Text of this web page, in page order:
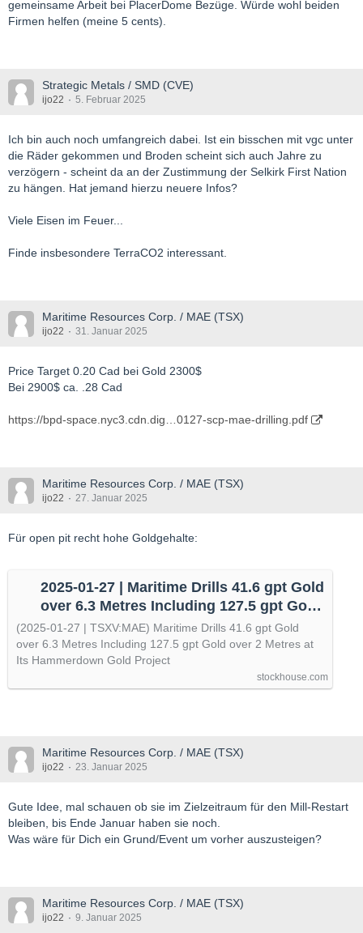
gemeinsame Arbeit bei PlacerDome Bezüge. Würde wohl beiden
Firmen helfen (meine 5 cents).
Strategic Metals / SMD (CVE)
ijo22 5. Februar 2025
Ich bin auch noch umfangreich dabei. Ist ein bisschen mit vgc unter
die Räder gekommen und Broden scheint sich auch Jahre zu
verzögern - scheint da an der Zustimmung der Selkirk First Nation
zu hängen. Hat jemand hierzu neuere Infos?
Viele Eisen im Feuer...
Finde insbesondere TerraCO2 interessant.
Maritime Resources Corp. / MAE (TSX)
ijo22 31. Januar 2025
Price Target 0.20 Cad bei Gold 2300$
Bei 2900$ ca. .28 Cad
https://bpd-space.nyc3.cdn.dig…0127-scp-mae-drilling.pdf
Maritime Resources Corp. / MAE (TSX)
ijo22 27. Januar 2025
Für open pit recht hohe Goldgehalte:
2025-01-27 | Maritime Drills 41.6 gpt Gold
over 6.3 Metres Including 127.5 gpt Gold
over 2 Metres at Its Hammerdown Gold
Project | TSXV:MAE | Press Release
(2025-01-27 | TSXV:MAE) Maritime Drills 41.6 gpt Gold
over 6.3 Metres Including 127.5 gpt Gold over 2 Metres at
Its Hammerdown Gold Project
stockhouse.com
Maritime Resources Corp. / MAE (TSX)
ijo22 23. Januar 2025
Gute Idee, mal schauen ob sie im Zielzeitraum für den Mill-Restart
bleiben, bis Ende Januar haben sie noch.
Was wäre für Dich ein Grund/Event um vorher auszusteigen?
Maritime Resources Corp. / MAE (TSX)
ijo22 9. Januar 2025